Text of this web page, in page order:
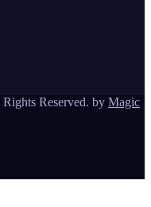
Reserved. by Magic